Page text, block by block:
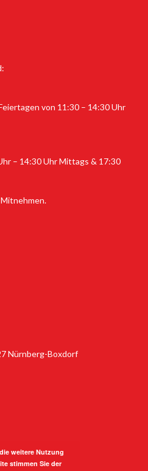
von 11:30 – 14:30 Uhr
– 14:30 Uhr Mittags & 17:30
Nürnberg-Boxdorf
weitere Nutzung
stimmen Sie der